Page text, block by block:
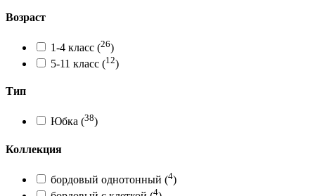
Возраст
1-4 класс (26)
5-11 класс (12)
Тип
Юбка (38)
Коллекция
бордовый однотонный (4)
4